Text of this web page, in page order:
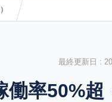
最終更新日 :
率50%超